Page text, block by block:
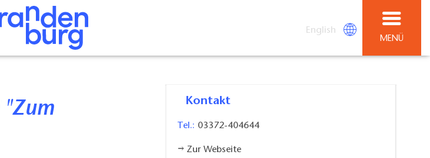
English
MENÜ
Kontakt
Tel.: 03372-404644
Zur Webseite